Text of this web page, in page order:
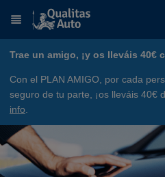
Trae un amigo, ¡y os lleváis 40€
Con el PLAN AMIGO, por cada
seguro de tu parte, ¡os lleváis 40€
info